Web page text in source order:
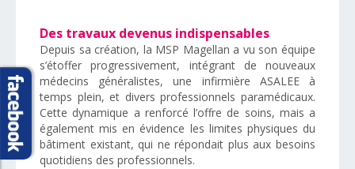
Des travaux devenus indispensables
Depuis sa création, la MSP Magellan a vu son équipe
s’étoffer progressivement, intégrant de nouveaux
médecins généralistes, une infirmière ASALEE à
temps plein, et divers professionnels paramédicaux.
Cette dynamique a renforcé l’offre de soins, mais a
également mis en évidence les limites physiques du
bâtiment existant, qui ne répondait plus aux besoins
quotidiens des professionnels.